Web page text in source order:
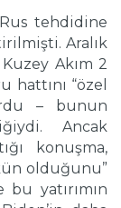
tehdidine
Aralık
Akım 2
hattını “özel
– bunun
Ancak
konuşma,
olduğunu”
yatırımın